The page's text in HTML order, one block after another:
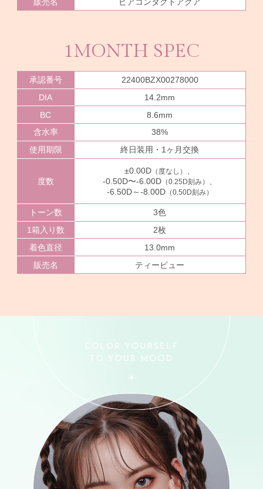
販売名
1MONTH SPEC
承認番号
22400BZX00278000
DIA
14.2mm
BC
8.6mm
含水率
38%
使用期限
終日装用・1ヶ月交換
度数
±0.00D （度なし）
-0.50D〜-6.00D（0.25D刻み）
-6.50D～-8.00D（0.50D刻み）
トーン数
3色
1箱入り数
2枚
着色直径
13.0mm
販売名
ティービュー